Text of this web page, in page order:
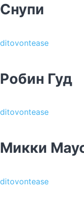
Снупи
ditovontease
Робин Гуд
ditovontease
Микки
ditovontease